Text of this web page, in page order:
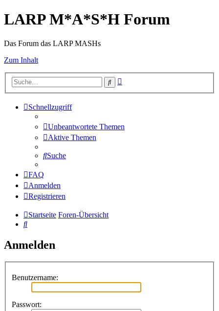
LARP M*A*S*H Forum
Das Forum das LARP MASHs
Zum Inhalt
Suche
Schnellzugriff
Unbeantwortete Themen
Aktive Themen
Suche
FAQ
Anmelden
Registrieren
Startseite Foren-Übersicht
Suche
Anmelden
Benutzername:
Passwort: